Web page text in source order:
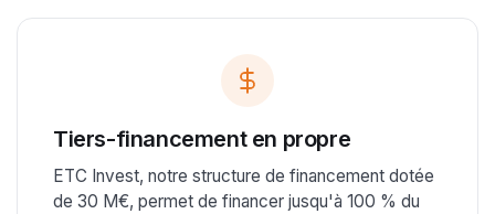
Tiers-financement en propre
ETC Invest, notre structure de financement dotée
de 30 M€, permet de financer jusqu'à 100 % du